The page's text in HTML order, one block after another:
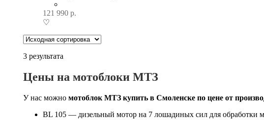
121 990 р.
♡
3 результата
Цены на мотоблоки МТЗ
У нас можномотоблок МТЗ купить в Смоленске по цене от
BL 105 — дизельный мотор на 7 лошадиных сил для обработки